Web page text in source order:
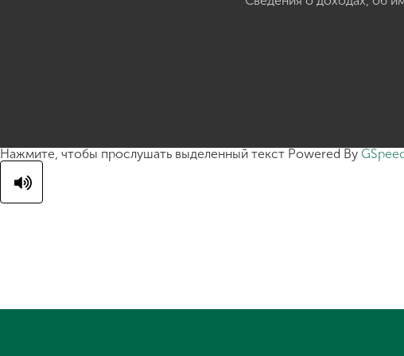
Нажмите, чтобы прослушать выделенный текст Powered By